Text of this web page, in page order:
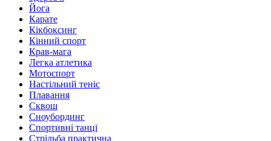
Йога
Карате
Кікбоксинг
Кінний спорт
Крав-мага
Легка атлетика
Мотоспорт
Настільний теніс
Плавання
Сквош
Сноубординг
Спортивні танці
Стрільба практична